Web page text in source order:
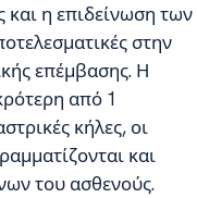
και η επιδείνωση των
στην
επέμβασης. Η
από 1
κήλες, οι
και
του ασθενούς.